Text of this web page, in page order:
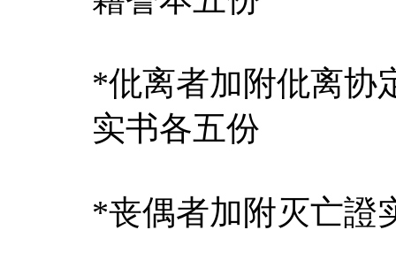
*仳离者加附仳离协
实书各五份
*丧偶者加附灭亡證